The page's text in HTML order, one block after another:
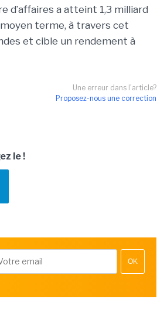
d’affaires a atteint 1,3 milliard
terme, à travers cet
et cible un rendement à
Une erreur dans l'article?
Proposez-nous une correction
le !
OK